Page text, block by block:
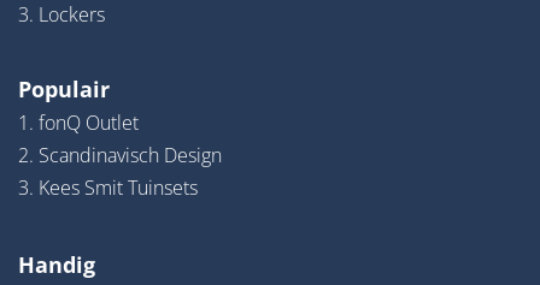
3. Lockers
Populair
1. fonQ Outlet
2. Scandinavisch Design
3. Kees Smit Tuinsets
Handig